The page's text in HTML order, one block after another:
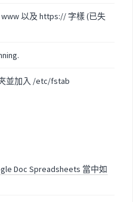
以及 https:// 字樣 (已失
並加入 /etc/fstab
Doc Spreadsheets 當中如